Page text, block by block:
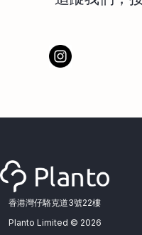
香港灣仔駱克道3號22樓
Planto Limited © 2026